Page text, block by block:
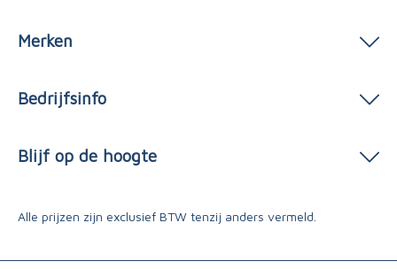
Merken
Bedrijfsinfo
Blijf op de hoogte
Alle prijzen zijn exclusief BTW tenzij anders vermeld.